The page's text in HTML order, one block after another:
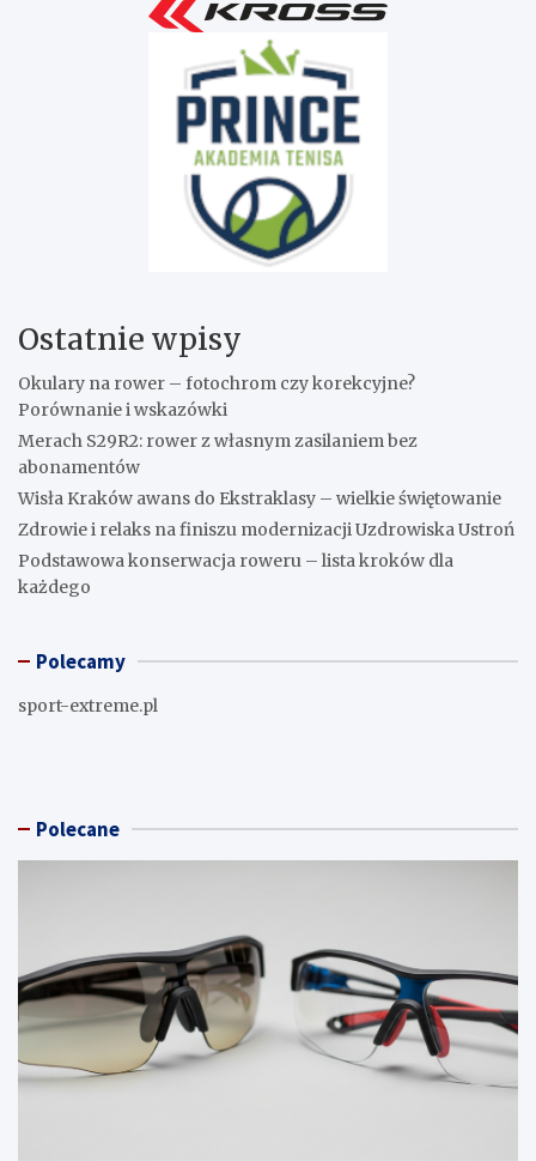
Ostatnie wpisy
Okulary na rower – fotochrom czy korekcyjne?
Porównanie i wskazówki
Merach S29R2: rower z własnym zasilaniem bez
abonamentów
Wisła Kraków awans do Ekstraklasy – wielkie świętowanie
Zdrowie i relaks na finiszu modernizacji Uzdrowiska Ustroń
Podstawowa konserwacja roweru – lista kroków dla
każdego
Polecamy
sport-extreme.pl
Polecane